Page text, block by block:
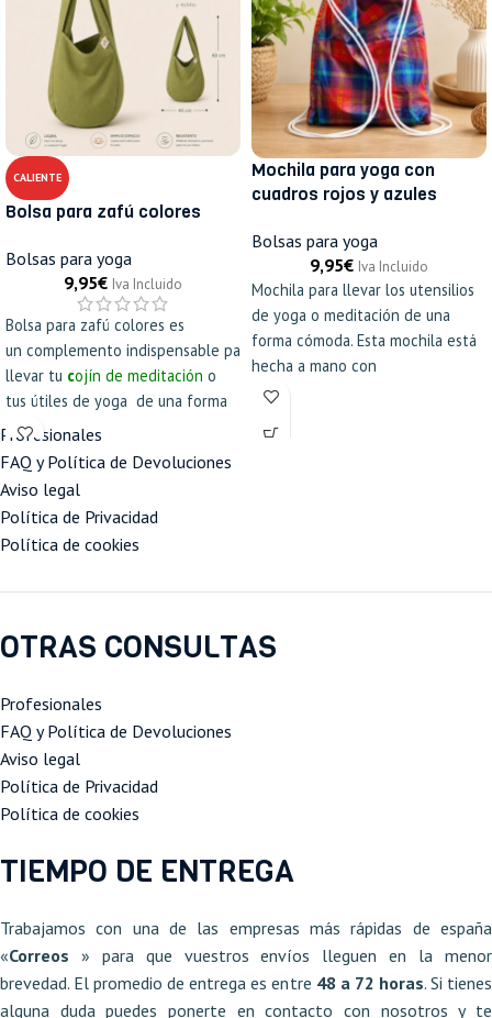
CALIENTE
Bolsa para zafú colores
Bolsas para yoga
9,95€ Iva Incluido
Bolsa para zafú colores es
un complemento indispensable para
llevar tu cojín de meditación o
tus útiles de yoga de una forma
cómoda y bonita, hechas a mano
con tela resistente
Mochila para yoga con
cuadros rojos y azules
Bolsas para yoga
9,95€ Iva Incluido
Mochila para llevar los utensilios
de yoga o meditación de una
forma cómoda. Esta mochila está
hecha a mano con
Profesionales
FAQ y Política de Devoluciones
Aviso legal
Política de Privacidad
Política de cookies
OTRAS CONSULTAS
Profesionales
FAQ y Política de Devoluciones
Aviso legal
Política de Privacidad
Política de cookies
TIEMPO DE ENTREGA
Trabajamos con una de las empresas más rápidas de españa
«Correos » para que vuestros envíos lleguen en la menor
brevedad. El promedio de entrega es entre 48 a 72 horas. Si tienes
alguna duda puedes ponerte en contacto con nosotros y te